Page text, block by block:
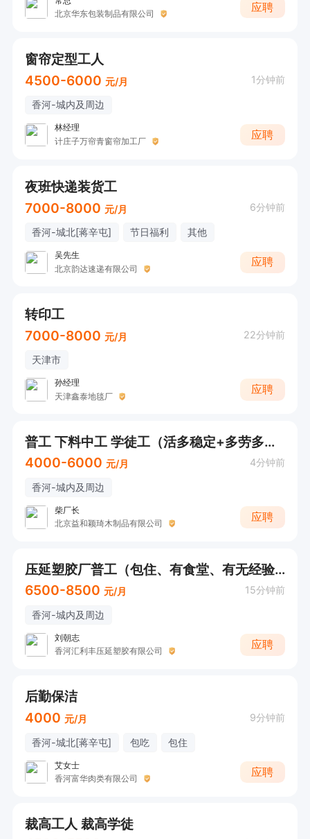
北京华东包装制品有限公司
应聘
窗帘定型工人
4500-6000 元/月 1分钟前
香河-城内及周边
林经理
计庄子万帘青窗帘加工厂
应聘
夜班快递装货工
7000-8000 元/月 6分钟前
香河-城北[蒋辛屯] 节日福利 其他
吴先生
北京韵达速递有限公司
应聘
转印工
7000-8000 元/月 22分钟前
天津市
孙经理
天津鑫泰地毯厂
应聘
普工 下料中工 学徒工（活多稳定+多劳多得）
4000-6000 元/月 4分钟前
香河-城内及周边
柴厂长
北京益和颖琦木制品有限公司
应聘
压延塑胶厂普工（包住、有食堂、有无经验均可）
6500-8500 元/月 15分钟前
香河-城内及周边
刘朝志
香河汇利丰压延塑胶有限公司
应聘
后勤保洁
4000 元/月 9分钟前
香河-城北[蒋辛屯] 包吃 包住
艾女士
香河富华肉类有限公司
应聘
裁高工人 裁高学徒